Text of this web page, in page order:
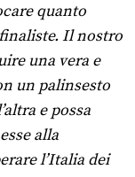
quanto
Il nostro
una vera e
un palinsesto
e possa
alla
l’Italia dei